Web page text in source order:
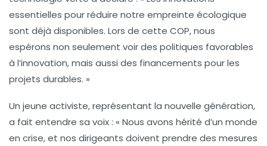
essentielles pour réduire notre empreinte écologique
sont déjà disponibles. Lors de cette COP, nous
espérons non seulement voir des politiques favorables
à l’innovation, mais aussi des financements pour les
projets durables. »
Un jeune activiste, représentant la nouvelle génération,
a fait entendre sa voix : « Nous avons hérité d’un monde
en crise, et nos dirigeants doivent prendre des mesures